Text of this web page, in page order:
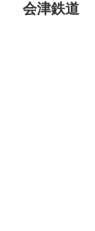
会津鉄道